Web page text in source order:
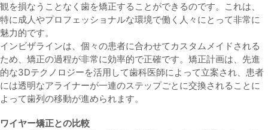
観を損なうことなく歯を矯正することができるのです。これは、
特に成人やプロフェッショナルな環境で働く人々にとって非常に
魅力的です。
インビザラインは、個々の患者に合わせてカスタムメイドされる
ため、矯正の過程が非常に効率的で正確です。矯正計画は、先進
的な3Dテクノロジーを活用して歯科医師によって立案され、患者
には透明なアライナーが一連のステップごとに交換されることに
よって歯列の移動が進められます。
ワイヤー矯正との比較